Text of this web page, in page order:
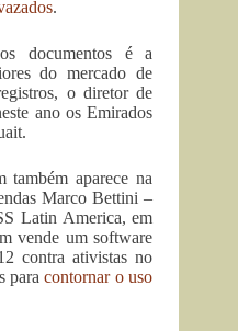
.
documentos é a
do mercado de
o diretor de
ano os Emirados
também aparece na
Marco Bettini –
Latin America, em
vende um software
contra ativistas no
paracontornar o uso